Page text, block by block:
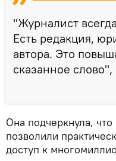
"Журналист
Есть редакция,
автора. Это
сказанное
Она подчеркнула,
позволили
доступ к